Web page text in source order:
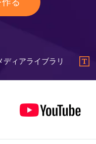
ディアライブラリ